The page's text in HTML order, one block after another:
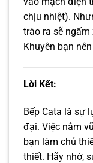
chịu nhiệt).
trào ra sẽ
Khuyên bạn
Lời Kết:
Bếp Cata là sự
đại. Việc nắm
bạn làm chủ
thiết. Hãy nhớ,